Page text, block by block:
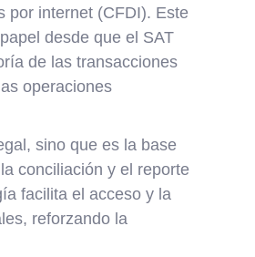
por internet (CFDI). Este
desde que el SAT
de las transacciones
operaciones
sino que es la base
conciliación y el reporte
facilita el acceso y la
reforzando la